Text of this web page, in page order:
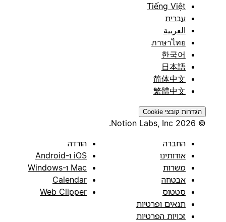
Tiếng Việt
עברית
العربية
ภาษาไทย
한국어
日本語
简体中文
繁體中文
הגדרות קובצי Cookie
החברה
אודותינו
משרות
אבטחה
סטטוס
תנאים ופרטיות
זכויות הפרטיות
הורדה
iOS ו-Android
Mac ו-Windows
Calendar
Web Clipper